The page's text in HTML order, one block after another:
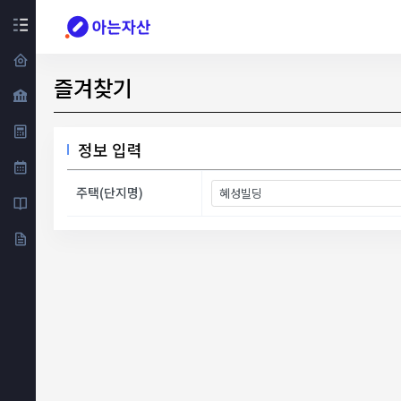
즐겨찾기
정보 입력
주택(단지명)